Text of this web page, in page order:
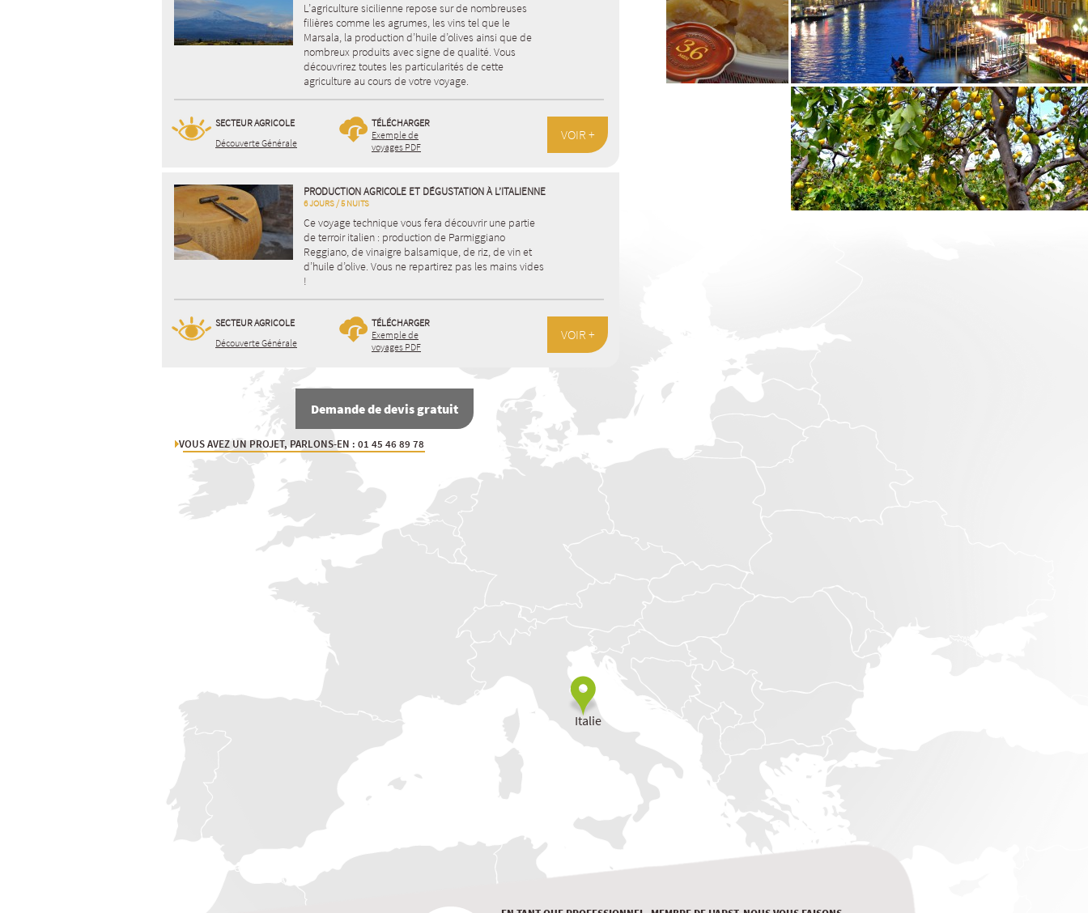
L’agriculture sicilienne repose sur de nombreuses
filières comme les agrumes, les vins tel que le
Marsala, la production d’huile d’olives ainsi que de
nombreux produits avec signe de qualité. Vous
découvrirez toutes les particularités de cette
agriculture au cours de votre voyage.
SECTEUR AGRICOLE
Découverte Générale
TÉLÉCHARGER
Exemple de
voyages PDF
VOIR +
PRODUCTION AGRICOLE ET DÉGUSTATION À L’ITALIENNE
6 JOURS / 5 NUITS
Ce voyage technique vous fera découvrir une partie
de terroir italien : production de Parmiggiano
Reggiano, de vinaigre balsamique, de riz, de vin et
d’huile d’olive. Vous ne repartirez pas les mains vides
!
SECTEUR AGRICOLE
Découverte Générale
TÉLÉCHARGER
Exemple de
voyages PDF
VOIR +
Demande de devis gratuit
VOUS AVEZ UN PROJET, PARLONS-EN : 01 45 46 89 78
Italie